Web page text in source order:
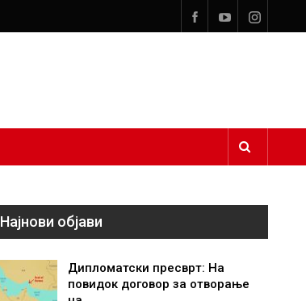
Најнови објави
Дипломатски пресврт: На
повидок договор за отворање